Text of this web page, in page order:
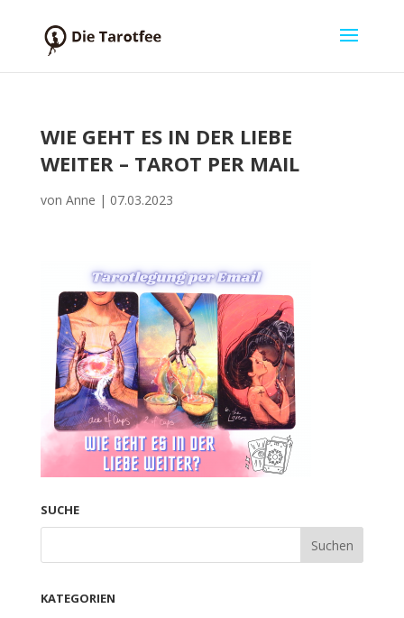
WIE GEHT ES IN DER LIEBE
WEITER – TAROT PER MAIL
von Anne | 07.03.2023
SUCHE
KATEGORIEN